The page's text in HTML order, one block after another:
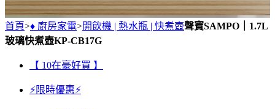
首頁>♦ 廚房家電>開飲機 | 熱水瓶 | 快煮壺聲寶SAMPO｜1.7L
玻璃快煮壺KP-CB17G
【 10在豪好買 】
⚡限時優惠⚡